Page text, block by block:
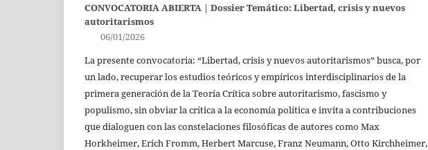
CONVOCATORIA ABIERTA | Dossier Temático: Libertad, crisis y nuevos
autoritarismos
06/01/2026
La presente convocatoria: “Libertad, crisis y nuevos autoritarismos” busca, por
un lado, recuperar los estudios teóricos y empíricos interdisciplinarios de la
primera generación de la Teoría Crítica sobre autoritarismo, fascismo y
populismo, sin obviar la crítica a la economía política e invita a contribuciones
que dialoguen con las constelaciones filosóficas de autores como Max
Horkheimer, Erich Fromm, Herbert Marcuse, Franz Neumann, Otto Kirchheimer,